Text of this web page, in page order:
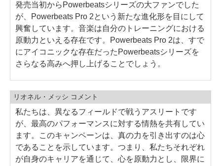
発売当初からPowerbeatsシリーズの大ファンでした
が、Powerbeats Pro 2という新たな進化形を目にして
興奮しています。音楽は自分のトレーニングにおける
原動力といえる存在です。Powerbeats Pro 2は、すで
にアイコニックな存在だったPowerbeatsシリーズを
さらなる高みへ押し上げることでしょう。
リオネル・メッシ コメント
私たちは、異なるフィールドで戦うアスリートです
が、最高のパフォーマンスに対する情熱を共有してい
ます。このキャンペーンは、真の力を引き出すのは心
であることを示しています。つまり、私たちそれぞれ
が自身のキャリアを通じて、心を原動力とし、限界に